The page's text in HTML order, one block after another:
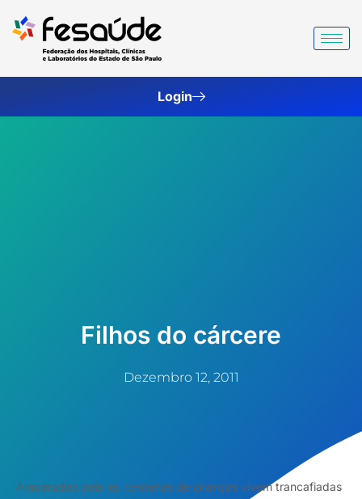
para
Login
Filhos do cárcere
Dezembro 12, 2011
Amparadas pela lei, centenas de crianças vivem trancafiadas